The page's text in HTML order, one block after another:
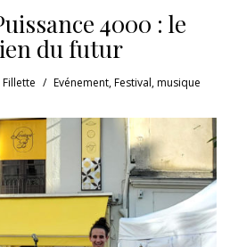
4000 : le
du futur
Evénement,Festival,musique